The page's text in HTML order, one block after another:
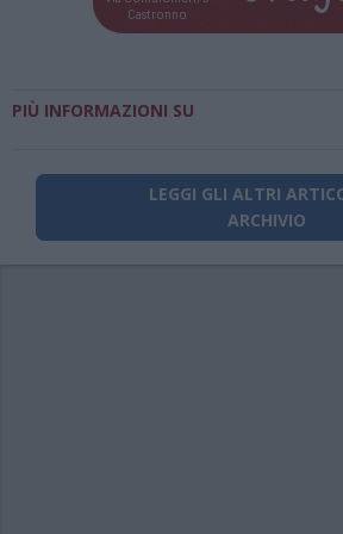
Castronno
PIÙ INFORMAZIONI SU
LEGGI GLI ALTRI
ARCHIVIO